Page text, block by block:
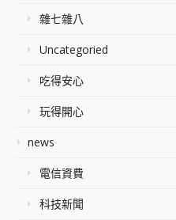
雜七雜八
Uncategoried
吃得安心
玩得開心
news
電信資費
科技新聞